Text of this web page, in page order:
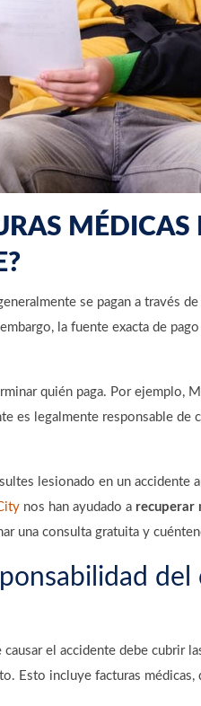
MÉDICAS
se pagan a través de
la fuente exacta de
quién paga. Por ejemplo,
es legalmente responsable de
lesionado en un accidente
nos han ayudado a recuperar
una consulta gratuita y
el accidente debe cubrir
Esto incluye facturas médicas,